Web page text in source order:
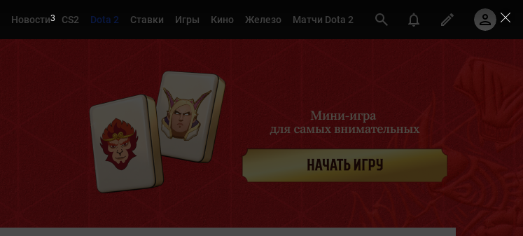
Новости CS2 Dota 2 Ставки Игры Кино Железо Матчи Dota 2
2